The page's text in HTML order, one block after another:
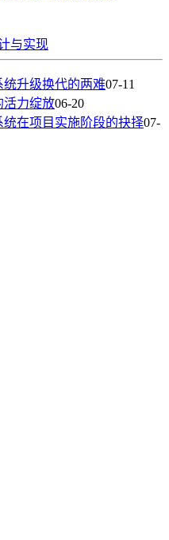
与实现
统升级换代的两难07-11
活力绽放06-20
在项目实施阶段的抉择07-